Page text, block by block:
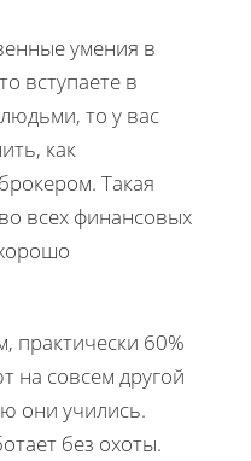
умения в
вступаете в
то у вас
как
Такая
всех финансовых
60%
на совсем другой
они учились.
без охоты.